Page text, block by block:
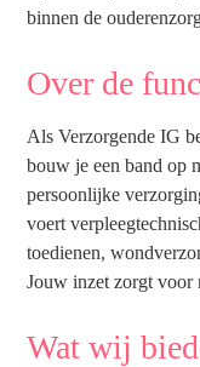
binnen de
Over de
Als Verzorgende IG
bouw je een band op
persoonlijke
voert
toedienen,
Jouw inzet zorgt voor
Wat wij